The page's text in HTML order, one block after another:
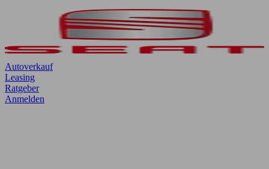
Autoverkauf
Leasing
Ratgeber
Anmelden